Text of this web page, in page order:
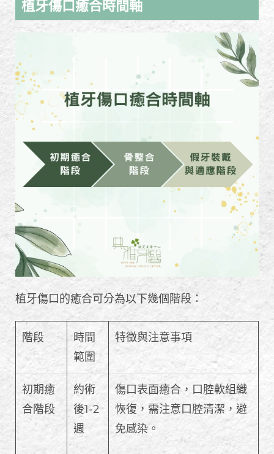
植牙傷口癒合時間軸
植牙傷口的癒合可分為以下幾個階段：
階段
時間
範圍
特徵與注意事項
初期癒
合階段
約術
後1-2
週
傷口表面癒合，口腔軟組織
恢復，需注意口腔清潔，避
免感染。